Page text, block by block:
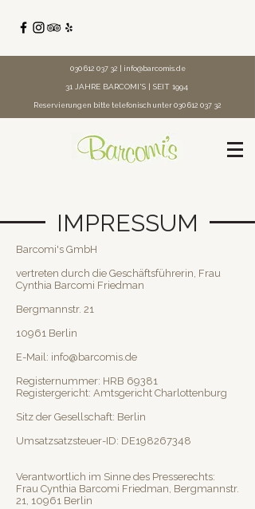
030 612 037 32 info@barcomis.de
31 JAHRE BARCOMI'S | SEIT 1994
Reservierungen bitte telefonisch unter 030 612 037 32
Barcomi's GmbH
vertreten durch die Geschäftsführerin, Frau
Cynthia Barcomi Friedman
Bergmannstr. 21
10961 Berlin
E-Mail: info@barcomis.de
Registernummer: HRB 69381
Registergericht: Amtsgericht Charlottenburg
Sitz der Gesellschaft: Berlin
Umsatzsatzsteuer-ID: DE198267348
Verantwortlich im Sinne des Presserechts:
Frau Cynthia Barcomi Friedman, Bergmannstr.
21, 10961 Berlin
IMPRESSUM